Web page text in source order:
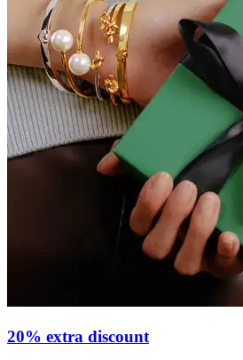
20% extra discount